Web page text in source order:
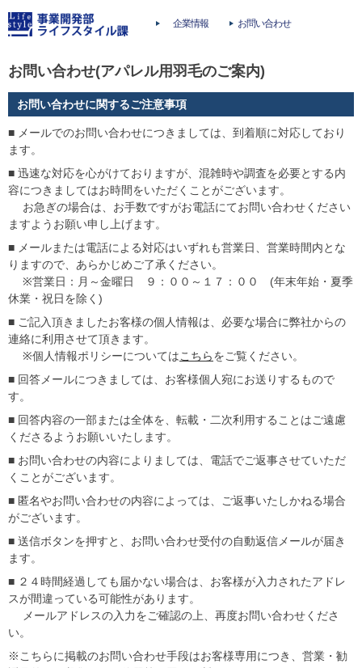
企業情報 お問い合わせ
お問い合わせ(アパレル用羽毛のご案内)
お問い合わせに関するご注意事項
■ メールでのお問い合わせにつきましては、到着順に対応しており
ます。
■ 迅速な対応を心がけておりますが、混雑時や調査を必要とする内
容につきましてはお時間をいただくことがございます。
お急ぎの場合は、お手数ですがお電話にてお問い合わせください
ますようお願い申し上げます。
■ メールまたは電話による対応はいずれも営業日、営業時間内とな
りますので、あらかじめご了承ください。
※営業日：月～金曜日 ９：００～１７：００ (年末年始・夏季
休業・祝日を除く)
■ ご記入頂きましたお客様の個人情報は、必要な場合に弊社からの
連絡に利用させて頂きます。
※個人情報ポリシーについてはこちらをご覧ください。
■ 回答メールにつきましては、お客様個人宛にお送りするもので
す。
■ 回答内容の一部または全体を、転載・二次利用することはご遠慮
くださるようお願いいたします。
■ お問い合わせの内容によりましては、電話でご返事させていただ
くことがございます。
■ 匿名やお問い合わせの内容によっては、ご返事いたしかねる場合
がございます。
■ 送信ボタンを押すと、お問い合わせ受付の自動返信メールが届き
ます。
■ ２４時間経過しても届かない場合は、お客様が入力されたアドレ
スが間違っている可能性があります。
メールアドレスの入力をご確認の上、再度お問い合わせくださ
い。
※こちらに掲載のお問い合わせ手段はお客様専用につき、営業・勧